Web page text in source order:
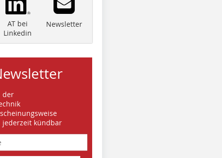
AT bei
Linkedin
Newsletter
der
jederzeit kündbar